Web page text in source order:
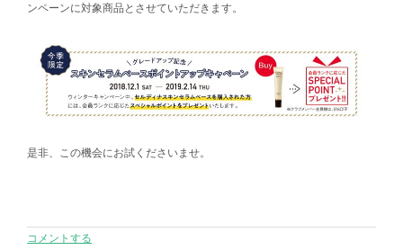
ンペーンに対象商品とさせていただきます。
是非、この機会にお試くださいませ。
コメントする